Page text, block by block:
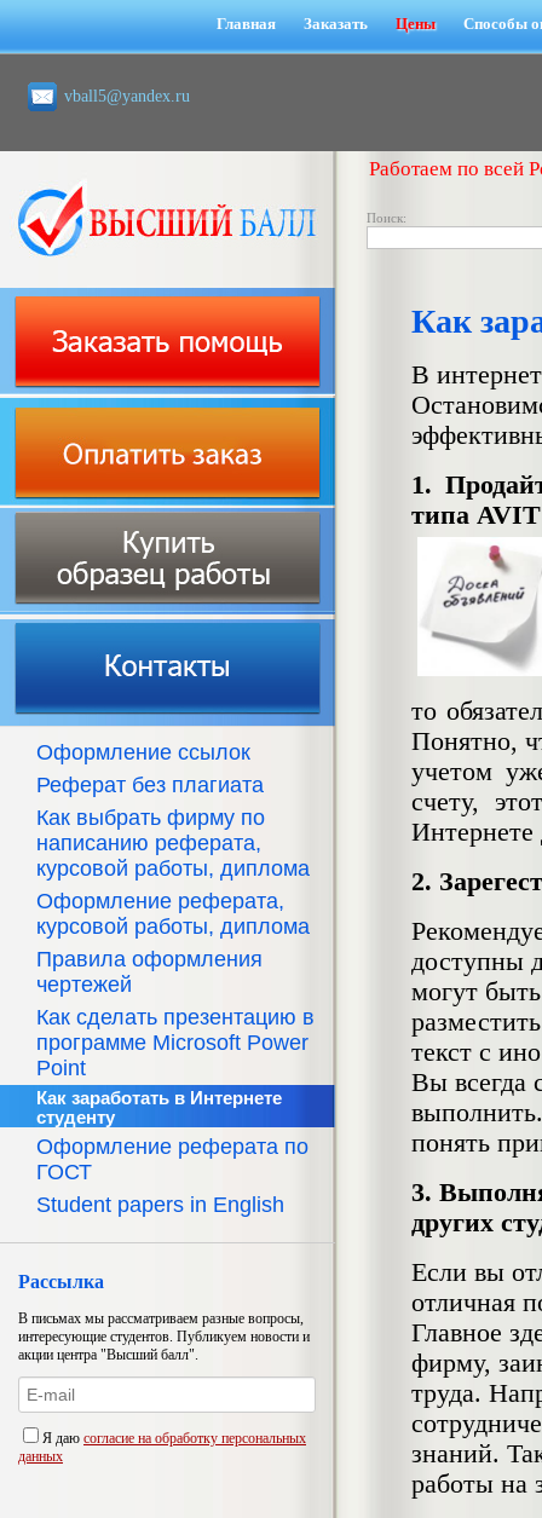
Главная Заказать Цены Способы
vball5@yandex.ru
Работаем по всей
Поиск:
Оформление ссылок
Реферат без плагиата
Как выбрать фирму по
написанию реферата,
курсовой работы, диплома
Оформление реферата,
курсовой работы, диплома
Правила оформления
чертежей
Как сделать презентацию в
программе Microsoft Power
Point
Как заработать в Интернете
студенту
Оформление реферата по
ГОСТ
Student papers in English
Рассылка
В письмах мы рассматриваем разные вопросы,
интересующие студентов. Публикуем новости и
акции центра "Высший балл".
Я даю согласие на обработку персональных
данных
Как
В
1.
типа
то
Понятно,
учетом
счету,
Интернете
2.
доступны
могут
текст с
Вы всегда
понять
3.
других
Если вы
отличная
Главное
фирму,
труда.
знаний.
работы на